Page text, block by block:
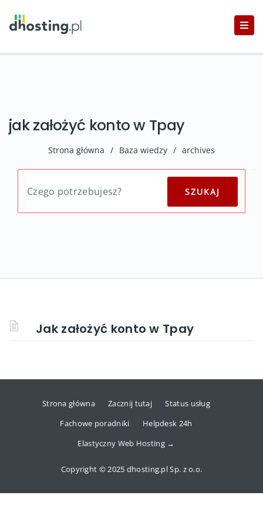
jak założyć konto w Tpay
Strona główna / Baza wiedzy / archives
Jak założyć konto w Tpay
Strona główna Zacznij tutaj
Status usług
Fachowe poradniki
Helpdesk 24h
Elastyczny Web Hosting →
Copyright © 2025 dhosting.pl Sp. z o.o.